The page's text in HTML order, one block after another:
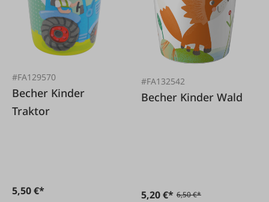
#FA129570
Becher Kinder
Traktor
5,50 €*
#FA132542
Becher Kinder Wald
5,20 €* 6,50 €*